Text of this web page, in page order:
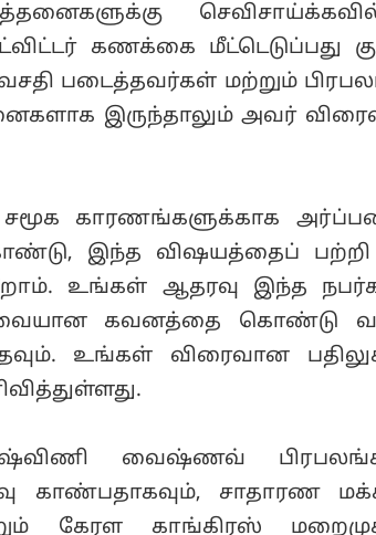
கணக்கை மீட்டெடுப்பது
படைத்தவர்கள் மற்றும்
இருந்தாலும் அவர்
காரணங்களுக்காக
இந்த விஷயத்தைப் பற்றி
உங்கள் ஆதரவு இந்த
கவனத்தை கொண்டு
உங்கள் விரைவான
வைஷ்ணவ்
காண்பதாகவும், சாதாரண
கேரள காங்கிரஸ்